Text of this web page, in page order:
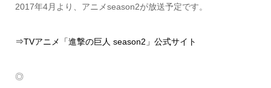
2017年4月より、アニメseason2が放送予定です。
⇒TVアニメ「進撃の巨人 season2」公式サイト
◎